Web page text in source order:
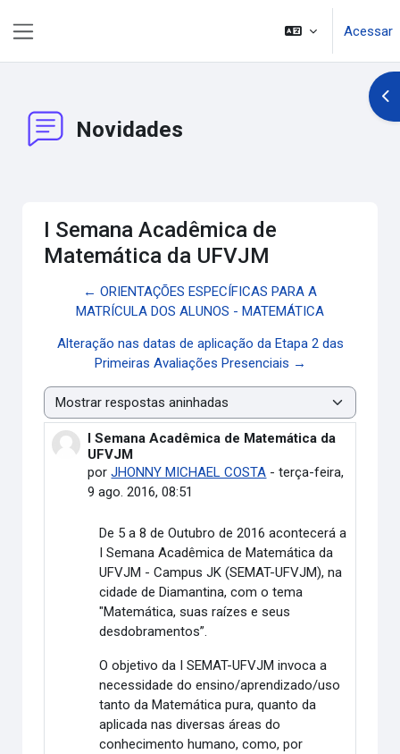
Acessar
Novidades
I Semana Acadêmica de
Matemática da UFVJM
← ORIENTAÇÕES ESPECÍFICAS PARA A
MATRÍCULA DOS ALUNOS - MATEMÁTICA
Alteração nas datas de aplicação da Etapa 2 das
Primeiras Avaliações Presenciais →
Modo de visualização
I Semana Acadêmica de Matemática da
UFVJM
porJHONNY MICHAEL COSTA -terça-feira,
9 ago. 2016, 08:51
Número de respostas: 0
De 5 a 8 de Outubro de 2016 acontecerá a
I Semana Acadêmica de Matemática da
UFVJM - Campus JK (SEMAT-UFVJM), na
cidade de Diamantina, com o tema
"Matemática, suas raízes e seus
desdobramentos”.
O objetivo da I SEMAT-UFVJM invoca a
necessidade do ensino/aprendizado/uso
tanto da Matemática pura, quanto da
aplicada nas diversas áreas do
conhecimento humano, como, por